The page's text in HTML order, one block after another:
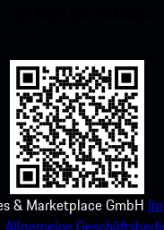
& Marketplace GmbH